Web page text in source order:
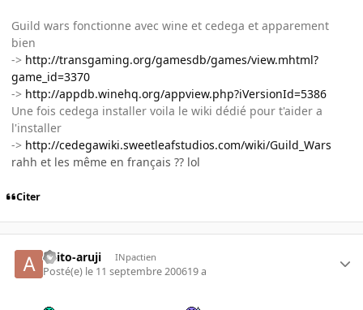
Guild wars fonctionne avec wine et cedega et apparement
bien
-> http://transgaming.org/gamesdb/games/view.mhtml?
game_id=3370
-> http://appdb.winehq.org/appview.php?iVersionId=5386
Une fois cedega installer voila le wiki dédié pour t'aider a
l'installer
-> http://cedegawiki.sweetleafstudios.com/wiki/Guild_Wars
rahh et les même en français ?? lol
Citer
akito-aruji INpactien
Posté(e) le 11 septembre 200619 a